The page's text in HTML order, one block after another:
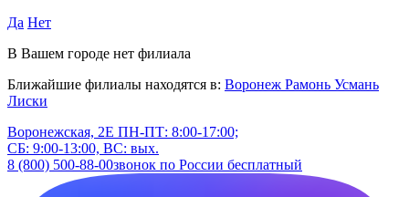
Да Нет
В Вашем городе нет филиала
Ближайшие филиалы находятся в: Воронеж Рамонь Усмань
Лиски
Воронежская, 2Е ПН-ПТ: 8:00-17:00;
СБ: 9:00-13:00, ВС: вых.
8 (800) 500-88-00звонок по России бесплатный